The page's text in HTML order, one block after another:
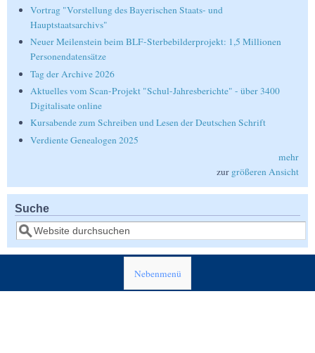
Vortrag "Vorstellung des Bayerischen Staats- und
Hauptstaatsarchivs"
Neuer Meilenstein beim BLF-Sterbebilderprojekt: 1,5 Millionen
Personendatensätze
Tag der Archive 2026
Aktuelles vom Scan-Projekt "Schul-Jahresberichte" - über 3400
Digitalisate online
Kursabende zum Schreiben und Lesen der Deutschen Schrift
Verdiente Genealogen 2025
mehr
zur größeren Ansicht
Suche
Suche
Nebenmenü